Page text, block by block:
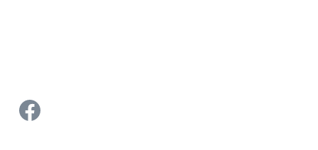
Strona Facebook Manufaktura Bursztynu - Muzeum Bursztynu w Kołobrzegu